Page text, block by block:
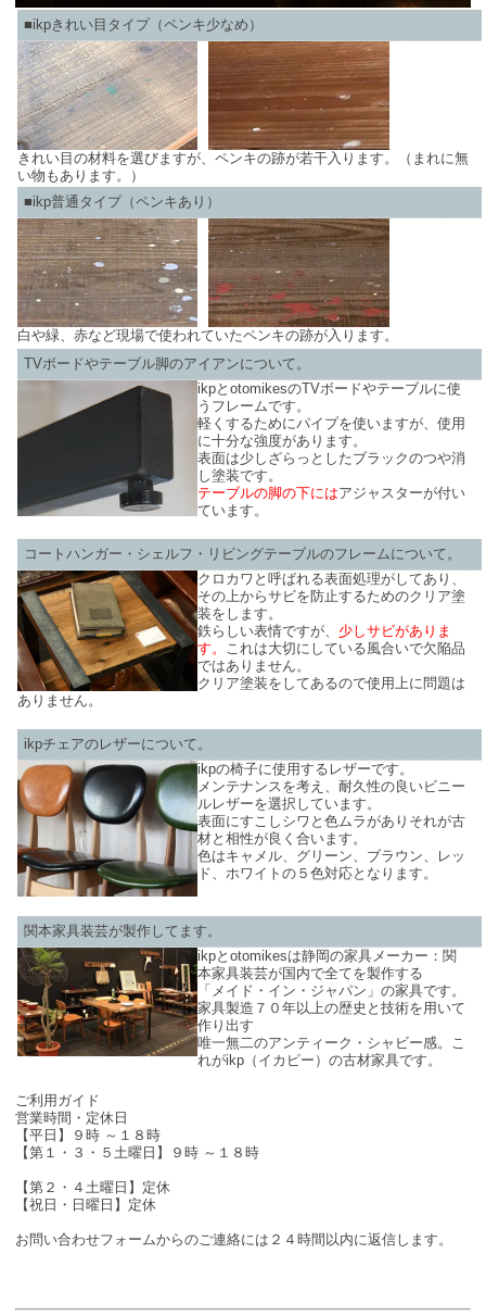
■ikpきれい目タイプ（ペンキ少なめ）
きれい目の材料を選びますが、ペンキの跡が若干入ります。（まれに無
い物もあります。）
■ikp普通タイプ（ペンキあり）
白や緑、赤など現場で使われていたペンキの跡が入ります。
TVボードやテーブル脚のアイアンについて。
ikpとotomikesのTVボードやテーブルに使
うフレームです。
軽くするためにパイプを使いますが、使用
に十分な強度があります。
表面は少しざらっとしたブラックのつや消
し塗装です。
テーブルの脚の下にはアジャスターが付い
ています。
コートハンガー・シェルフ・リビングテーブルのフレームについて。
クロカワと呼ばれる表面処理がしてあり、
その上からサビを防止するためのクリア塗
装をします。
鉄らしい表情ですが、 少しサビがありま
す。 これは大切にしている風合いで欠陥品
ではありません。
クリア塗装をしてあるので使用上に問題は
ありません。
ikpチェアのレザーについて。
ikpの椅子に使用するレザーです。
メンテナンスを考え、耐久性の良いビニー
ルレザーを選択しています。
表面にすこしシワと色ムラがありそれが古
材と相性が良く合います。
色はキャメル、グリーン、ブラウン、レッ
ド、ホワイトの５色対応となります。
関本家具装芸が製作してます。
ikpとotomikesは静岡の家具メーカー：関
本家具装芸が国内で全てを製作する
「メイド・イン・ジャパン」の家具です。
家具製造７０年以上の歴史と技術を用いて
作り出す
唯一無二のアンティーク・シャビー感。こ
れがikp（イカピー）の古材家具です。
ご利用ガイド
営業時間・定休日
【平日】９時 ～１８時
【第１・３・５土曜日】９時 ～１８時
【第２・４土曜日】定休
【祝日・日曜日】定休
お問い合わせフォームからのご連絡には２４時間以内に返信します。